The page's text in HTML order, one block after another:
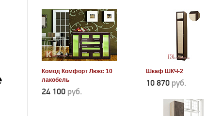
Комод Комфорт Люкс 10
лакобель
24 100 руб.
Шкаф ШКЧ-2
10 870 руб.